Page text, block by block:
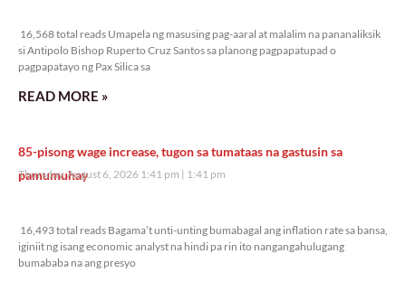
16,568 total reads Umapela ng masusing pag-aaral at malalim na pananaliksik
si Antipolo Bishop Ruperto Cruz Santos sa planong pagpapatupad o
pagpapatayo ng Pax Silica sa
READ MORE »
85-pisong wage increase, tugon sa tumataas na gastusin sa
pamumuhay
Thursday, August 6, 2026 1:41 pm 1:41 pm
16,493 total reads Bagama’t unti-unting bumabagal ang inflation rate sa bansa,
iginiit ng isang economic analyst na hindi pa rin ito nangangahulugang
bumababa na ang presyo